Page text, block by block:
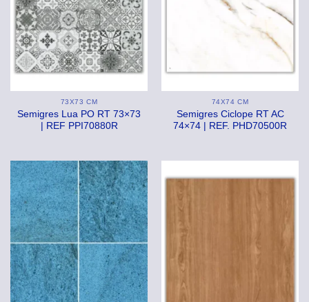
73X73 CM
Semigres Lua PO RT 73×73
| REF PPI70880R
74X74 CM
Semigres Ciclope RT AC
74×74 | REF. PHD70500R